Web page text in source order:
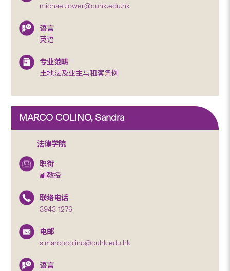
michael.lower@cuhk.edu.hk
语言
英语
专业范畴
土地法及业主与租客条例
MARCO COLINO, Sandra
法律学院
职衔
副教授
联络电话
3943 1276
电邮
s.marcocolino@cuhk.edu.hk
语言